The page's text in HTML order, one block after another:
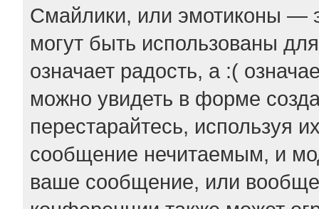
Смайлики, или эмотиконы —
могут быть использованы
означает радость, а :(
можно увидеть в форме
перестарайтесь, используя
сообщение нечитаемым, и
ваше сообщение, или